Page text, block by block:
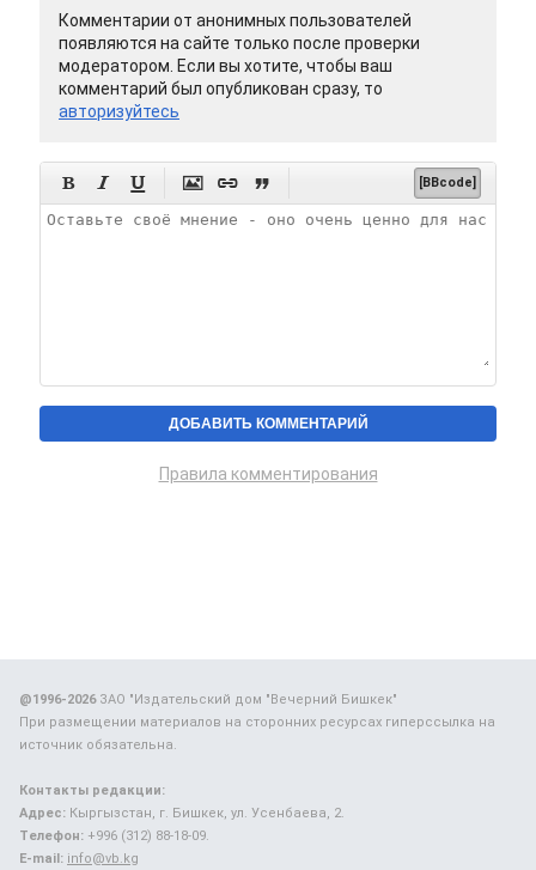
Комментарии от анонимных пользователей
появляются на сайте только после проверки
модератором. Если вы хотите, чтобы ваш
комментарий был опубликован сразу, то
авторизуйтесь
      [BBcode]
Правила комментирования
@1996-2026ЗАО "Издательский дом "Вечерний Бишкек"
При размещении материалов на сторонних ресурсах гиперссылка на
источник обязательна.
Контакты редакции:
Адрес: Кыргызстан, г. Бишкек, ул. Усенбаева, 2.
Телефон: +996 (312) 88-18-09.
E-mail: info@vb.kg